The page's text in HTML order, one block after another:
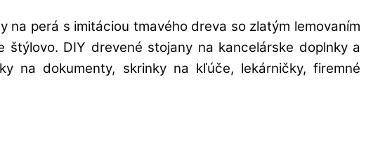
perá s imitáciou tmavého dreva so zlatým lemovaním
DIY drevené stojany na kancelárske doplnky a
na dokumenty, skrinky na kľúče, lekárničky, firemné